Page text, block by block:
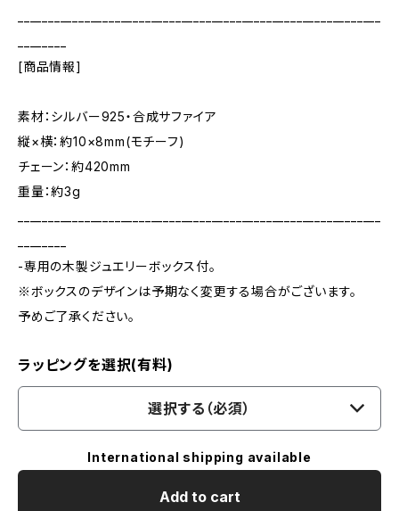
[商品情報]
素材：シルバー925・合成サファイア
縦×横：約10×8mm(モチーフ)
チェーン：約420mm
重量：約3g
-専用の木製ジュエリーボックス付。
※ボックスのデザインは予期なく変更する場合がございます。
予めご了承ください。
ラッピングを選択(有料)
選択する（必須）
International shipping available
Add to cart